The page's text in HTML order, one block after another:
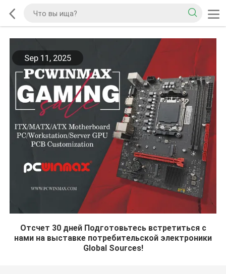
Sep 11, 2025
Отсчет 30 дней Подготовьтесь встретиться с
нами на выставке потребительской электроники
Global Sources!